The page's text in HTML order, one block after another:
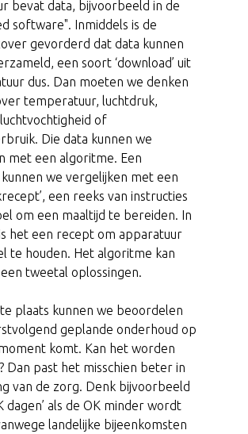
bevat data, bijvoorbeeld in de
software". Inmiddels is de
gevorderd dat data kunnen
een soort ‘download’ uit
dus. Dan moeten we denken
temperatuur, luchtdruk,
of
Die data kunnen we
met een algoritme. Een
we vergelijken met een
een reeks van instructies
om een maaltijd te bereiden. In
het een recept om apparatuur
te houden. Het algoritme kan
tweetal oplossingen.
plaats kunnen we beoordelen
geplande onderhoud op
komt. Kan het worden
Dan past het misschien beter in
van de zorg. Denk bijvoorbeeld
dagen’ als de OK minder wordt
landelijke bijeenkomsten